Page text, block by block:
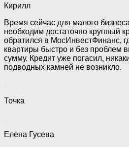
Кирилл
Время сейчас для малого
необходим достаточно крупный
обратился в МосИнвестФинанс,
квартиры быстро и без проблем
сумму. Кредит уже погасил,
подводных камней не возникло.
Точка
Елена Гусева